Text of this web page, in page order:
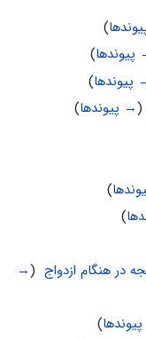
)
)
پیوندها)
(→ پیوندها)
)
)
در هنگام ازدواج‏
(
→
)